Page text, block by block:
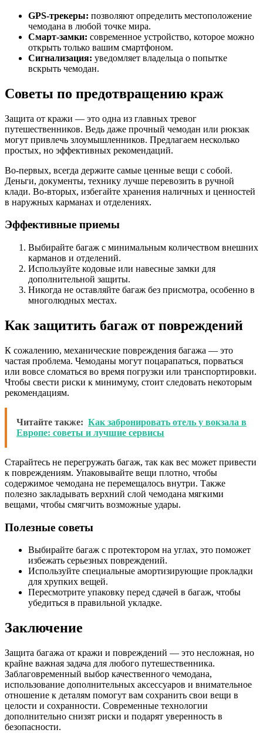
GPS-трекеры: позволяют определить местоположение
чемодана в любой точке мира.
Смарт-замки: современное устройство, которое можно
открыть только вашим смартфоном.
Сигнализация: уведомляет владельца о попытке
вскрыть чемодан.
Советы по предотвращению краж
Защита от кражи — это одна из главных тревог
путешественников. Ведь даже прочный чемодан или рюкзак
могут привлечь злоумышленников. Предлагаем несколько
простых, но эффективных рекомендаций.
Во-первых, всегда держите самые ценные вещи с собой.
Деньги, документы, технику лучше перевозить в ручной
клади. Во-вторых, избегайте хранения наличных и ценностей
в наружных карманах и отделениях.
Эффективные приемы
Выбирайте багаж с минимальным количеством внешних
карманов и отделений.
Используйте кодовые или навесные замки для
дополнительной защиты.
Никогда не оставляйте багаж без присмотра, особенно в
многолюдных местах.
Как защитить багаж от повреждений
К сожалению, механические повреждения багажа — это
частая проблема. Чемоданы могут поцарапаться, порваться
или вовсе сломаться во время погрузки или транспортировки.
Чтобы свести риски к минимуму, стоит следовать некоторым
рекомендациям.
Читайте также: Как забронировать отель у вокзала в
Европе: советы и лучшие сервисы
Старайтесь не перегружать багаж, так как вес может привести
к повреждениям. Упаковывайте вещи плотно, чтобы
содержимое чемодана не перемещалось внутри. Также
полезно закладывать верхний слой чемодана мягкими
вещами, чтобы смягчить возможные удары.
Полезные советы
Выбирайте багаж с протектором на углах, это поможет
избежать серьезных повреждений.
Используйте специальные амортизирующие прокладки
для хрупких вещей.
Пересмотрите упаковку перед сдачей в багаж, чтобы
убедиться в правильной укладке.
Заключение
Защита багажа от кражи и повреждений — это несложная, но
крайне важная задача для любого путешественника.
Заблаговременный выбор качественного чемодана,
использование дополнительных аксессуаров и внимательное
отношение к деталям помогут вам сохранить свои вещи в
целости и сохранности. Современные технологии
дополнительно снизят риски и подарят уверенность в
безопасности.